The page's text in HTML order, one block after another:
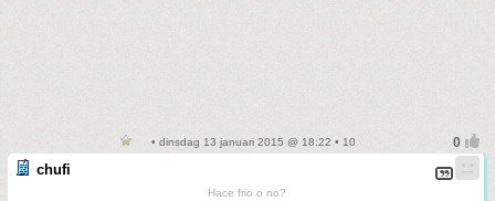
• dinsdag 13 januari 2015 @ 18:22 • 10
chufi
Hace frio o no?